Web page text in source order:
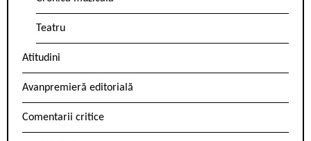
Teatru
Atitudini
Avanpremieră editorială
Comentarii critice